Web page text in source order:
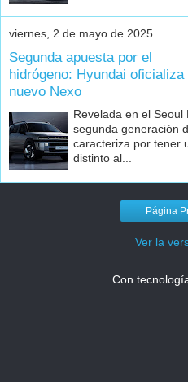
viernes, 2 de mayo de 2025
Segunda apuesta por el
hidrógeno: Hyundai oficializa
nuevo Nexo
Revelada en el
segunda generación
caracteriza por tener
distinto al...
Página
Ver la
Con